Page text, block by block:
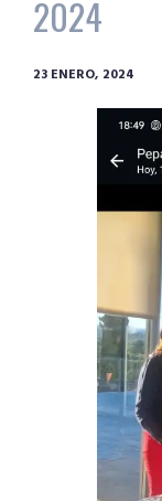
2024
23 ENERO, 2024